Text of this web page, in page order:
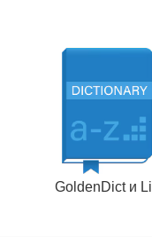
GoldenDict и